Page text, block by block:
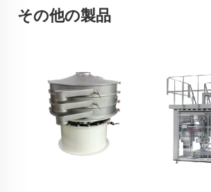
その他の製品